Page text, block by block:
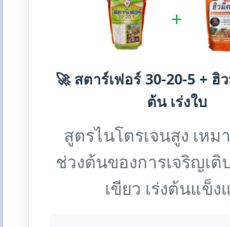
+
🚀 สตาร์เฟอร์ 30-20-5 + ฮิ
ต้น เร่งใบ
สูตรไนโตรเจนสูง เหม
ช่วงต้นของการเจริญเติ
เขียว เร่งต้นแข็ง